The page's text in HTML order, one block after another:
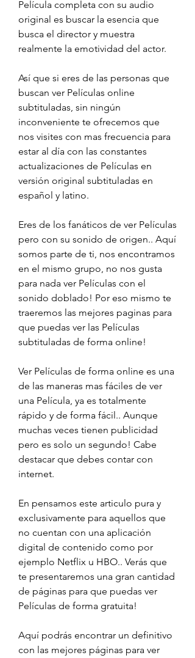
Película completa con su audio
original es buscar la esencia que
busca el director y muestra
realmente la emotividad del actor.
Así que si eres de las personas que
buscan ver Películas online
subtituladas, sin ningún
inconveniente te ofrecemos que
nos visites con mas frecuencia para
estar al día con las constantes
actualizaciones de Películas en
versión original subtituladas en
español y latino.
Eres de los fanáticos de ver Películas
pero con su sonido de origen.. Aquí
somos parte de ti, nos encontramos
en el mismo grupo, no nos gusta
para nada ver Películas con el
sonido doblado! Por eso mismo te
traeremos las mejores paginas para
que puedas ver las Películas
subtituladas de forma online!
Ver Películas de forma online es una
de las maneras mas fáciles de ver
una Película, ya es totalmente
rápido y de forma fácil.. Aunque
muchas veces tienen publicidad
pero es solo un segundo! Cabe
destacar que debes contar con
internet.
En pensamos este articulo pura y
exclusivamente para aquellos que
no cuentan con una aplicación
digital de contenido como por
ejemplo Netflix u HBO.. Verás que
te presentaremos una gran cantidad
de páginas para que puedas ver
Películas de forma gratuita!
Aquí podrás encontrar un definitivo
con las mejores páginas para ver